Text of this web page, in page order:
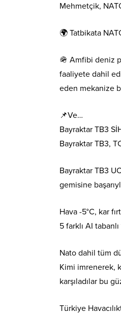
Mehmetçik,
🌍 Tatbikata
🪖 Amfibi deniz
faaliyete dahil
eden mekanize
📌Ve…
Bayraktar TB3
Bayraktar TB3,
Bayraktar TB3
gemisine
Hava -5°C, kar
5 farklı AI
Nato dahil tüm
Kimi imrenerek,
karşıladılar bu
Türkiye